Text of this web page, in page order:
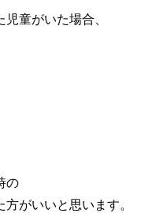
童がいた場合、
の
がいいと思います。